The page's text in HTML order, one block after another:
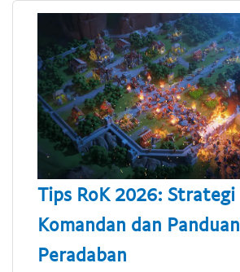
Tips RoK 2026: Strategi
Komandan dan Panduan
Peradaban